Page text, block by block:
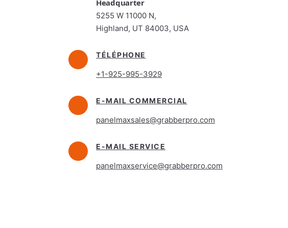
Headquarter
5255 W 11000 N,
Highland, UT 84003, USA
TÉLÉPHONE
+1-925-995-3929
E-MAIL COMMERCIAL
panelmaxsales@grabberpro.com
E-MAIL SERVICE
panelmaxservice@grabberpro.com